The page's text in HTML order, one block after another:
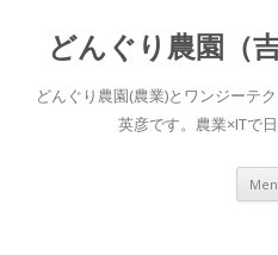
どんぐり農園（
どんぐり農園(農業)とワンジーテ
英彦です。農業×ITで